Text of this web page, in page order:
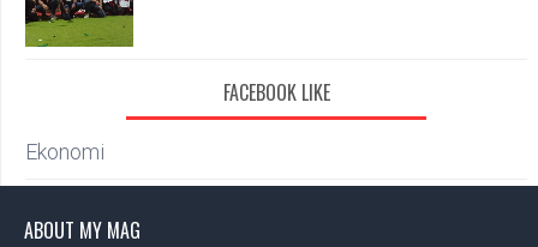
FACEBOOK LIKE
Ekonomi
ABOUT MY MAG